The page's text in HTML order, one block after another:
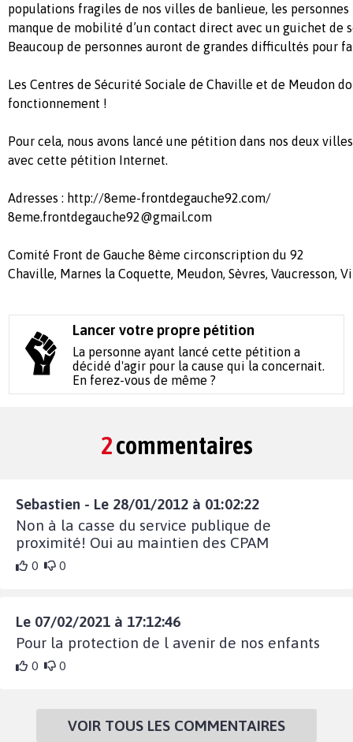
populations fragiles de nos villes de banlieue, les personnes
manque de mobilité d’un contact direct avec un guichet de
Beaucoup de personnes auront de grandes difficultés pour
Les Centres de Sécurité Sociale de Chaville et de Meudon
fonctionnement !
Pour cela, nous avons lancé une pétition dans nos deux
avec cette pétition Internet.
Adresses : http://8eme-frontdegauche92.com/
8eme.frontdegauche92@gmail.com
Comité Front de Gauche 8ème circonscription du 92
Chaville, Marnes la Coquette, Meudon, Sèvres, Vaucresson,
Lancer votre propre pétition
La personne ayant lancé cette pétition a
décidé d'agir pour la cause qui la concernait.
En ferez-vous de même ?
2commentaires
Sebastien - Le 28/01/2012 à 01:02:22
Non à la casse du service publique de
proximité! Oui au maintien des CPAM
0 0
Le 07/02/2021 à 17:12:46
Pour la protection de l avenir de nos enfants
0 0
VOIR TOUS LES COMMENTAIRES